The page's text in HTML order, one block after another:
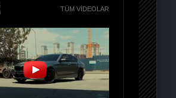
TÜM VIDEOLAR